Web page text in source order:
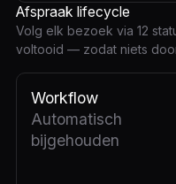
Afspraak lifecycle
Volg elk bezoek via 12
voltooid — zodat niets
Workflow
Automatisch
bijgehouden